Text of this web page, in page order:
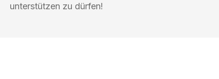
unterstützen zu dürfen!